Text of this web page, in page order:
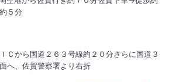
５分
Ｃから国道２６３号線約２０分さらに国道３
へ、佐賀警察署より右折